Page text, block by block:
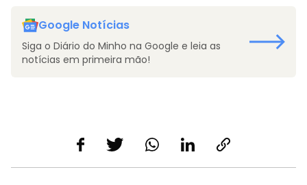
Google Notícias
Siga o Diário do Minho na Google e leia as
notícias em primeira mão!